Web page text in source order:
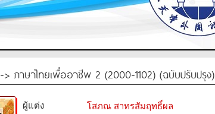
-> ภาษาไทยเพื่ออาชีพ 2 (2000-1102) (ฉบับปรับปรุง)
ผู้แต่ง
โสภณ สาทรสัมฤทธิ์ผล